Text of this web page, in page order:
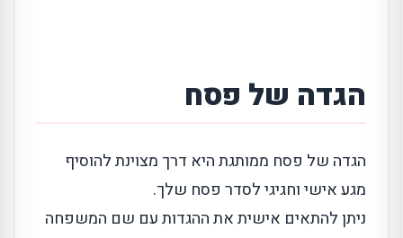
הגדה של פסח
הגדה של פסח ממותגת היא דרך מצוינת להוסיף
מגע אישי וחגיגי לסדר פסח שלך.
ניתן להתאים אישית את ההגדות עם שם המשפחה